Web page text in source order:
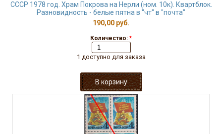
СССР 1978 год. Храм Покрова на Нерли (ном. 10к). Квартблок.
Разновидность - белые пятна в "чт" в "почта"
190,00 руб.
Количество: *
1 доступно для заказа